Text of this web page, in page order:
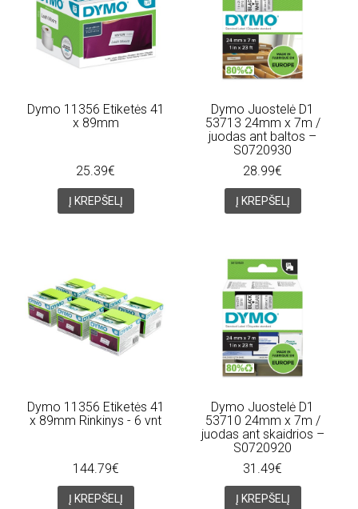
Dymo 11356 Etiketės 41
x 89mm
25.39€
Į KREPŠELĮ
Dymo Juostelė D1
53713 24mm x 7m /
juodas ant baltos –
S0720930
28.99€
Į KREPŠELĮ
Dymo 11356 Etiketės 41
x 89mm Rinkinys - 6 vnt
144.79€
Į KREPŠELĮ
Dymo Juostelė D1
53710 24mm x 7m /
juodas ant skaidrios –
S0720920
31.49€
Į KREPŠELĮ